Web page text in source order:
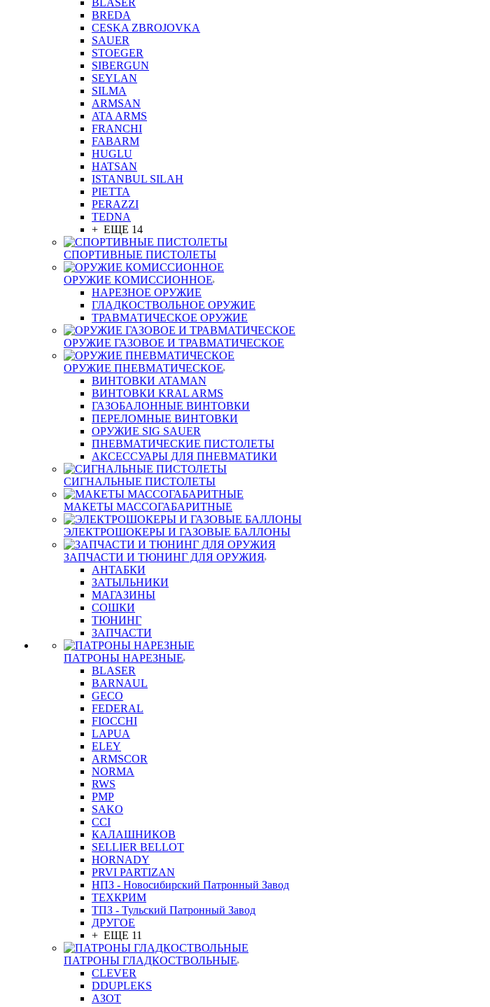
BLASER
BREDA
CESKA ZBROJOVKA
SAUER
STOEGER
SIBERGUN
SEYLAN
SILMA
ARMSAN
ATA ARMS
FRANCHI
FABARM
HUGLU
HATSAN
ISTANBUL SILAH
PIETTA
PERAZZI
TEDNA
+ ЕЩЕ 14
СПОРТИВНЫЕ ПИСТОЛЕТЫ
ОРУЖИЕ КОМИССИОННОЕ
НАРЕЗНОЕ ОРУЖИЕ
ГЛАДКОСТВОЛЬНОЕ ОРУЖИЕ
ТРАВМАТИЧЕСКОЕ ОРУЖИЕ
ОРУЖИЕ ГАЗОВОЕ И ТРАВМАТИЧЕСКОЕ
ОРУЖИЕ ПНЕВМАТИЧЕСКОЕ
ВИНТОВКИ ATAMAN
ВИНТОВКИ KRAL ARMS
ГАЗОБАЛОННЫЕ ВИНТОВКИ
ПЕРЕЛОМНЫЕ ВИНТОВКИ
ОРУЖИЕ SIG SAUER
ПНЕВМАТИЧЕСКИЕ ПИСТОЛЕТЫ
АКСЕССУАРЫ ДЛЯ ПНЕВМАТИКИ
СИГНАЛЬНЫЕ ПИСТОЛЕТЫ
МАКЕТЫ МАССОГАБАРИТНЫЕ
ЭЛЕКТРОШОКЕРЫ И ГАЗОВЫЕ БАЛЛОНЫ
ЗАПЧАСТИ И ТЮНИНГ ДЛЯ ОРУЖИЯ
АНТАБКИ
ЗАТЫЛЬНИКИ
МАГАЗИНЫ
СОШКИ
ТЮНИНГ
ЗАПЧАСТИ
ПАТРОНЫ НАРЕЗНЫЕ
BLASER
BARNAUL
GEСO
FEDERAL
FIOCCHI
LAPUA
ELEY
ARMSCOR
NORMA
RWS
PMP
SAKO
CCI
КАЛАШНИКОВ
SELLIER BELLOT
HORNADY
PRVI PARTIZAN
НПЗ - Новосибирский Патронный Завод
ТЕХКРИМ
ТПЗ - Тульский Патронный Завод
ДРУГОЕ
+ ЕЩЕ 11
ПАТРОНЫ ГЛАДКОСТВОЛЬНЫЕ
CLEVER
DDUPLEKS
АЗОТ